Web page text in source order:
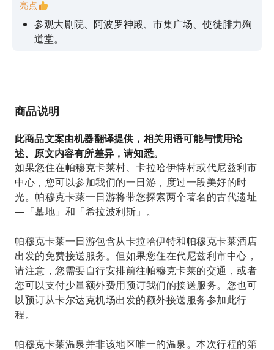
亮点
参观大剧院、阿波罗神殿、市集广场、使徒腓力殉
道堂。
惊叹于棉花堡如梦似幻的景色和雪白的梯田式悬
商品说明
此商品文案由机器翻译提供，相关用语可能与惯用论
述、原文内容有所差异，请知悉。
如果您住在帕穆克卡莱村、卡拉哈伊特村或代尼兹利市
中心，您可以参加我们的一日游，度过一段美好的时
光。帕穆克卡莱一日游将带您探索两个著名的古代遗址
—「墓地」和「希拉波利斯」。
帕穆克卡莱一日游包含从卡拉哈伊特和帕穆克卡莱酒店
出发的免费接送服务。但如果您住在代尼兹利市中心，
请注意，您需要自行安排前往帕穆克卡莱的交通，或者
您可以支付少量额外费用预订我们的接送服务。您也可
以预订从卡尔达克机场出发的额外接送服务参加此行
程。
帕穆克卡莱温泉并非该地区唯一的温泉。本次行程的第